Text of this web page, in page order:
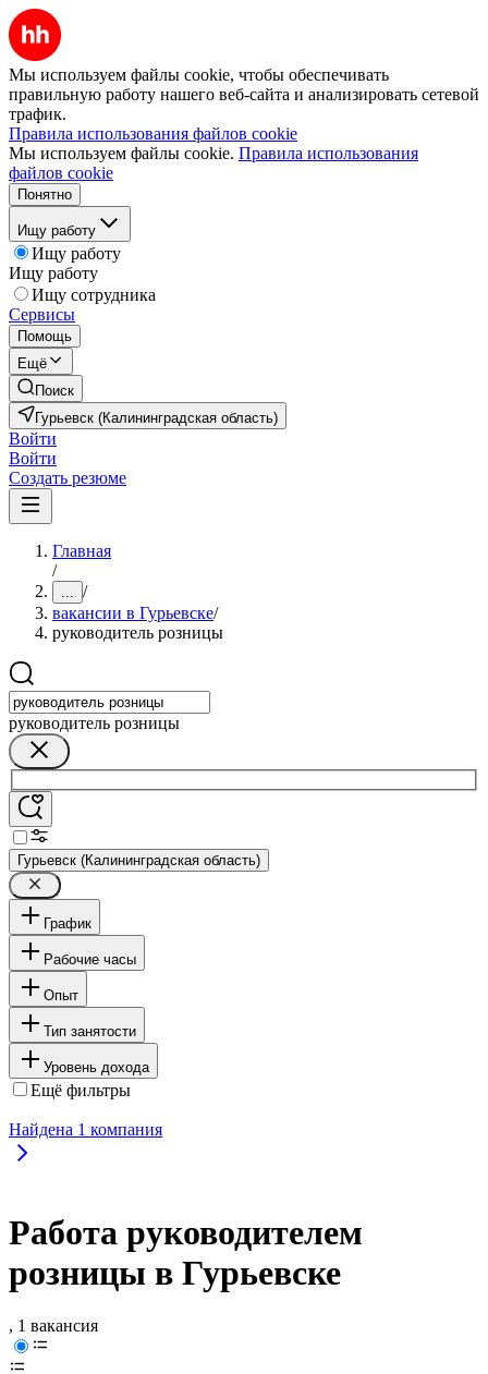
Мы используем файлы cookie, чтобы обеспечивать
правильную работу нашего веб-сайта и анализировать сетевой
трафик.
Правила использования файлов cookie
Мы используем файлы cookie. Правила использования
файлов cookie
Понятно
Ищу работу
Ищу работу
Ищу работу
Ищу сотрудника
Сервисы
Помощь
Ещё
Поиск
Гурьевск (Калининградская область)
Войти
Войти
Создать резюме
Главная
/
... /
вакансии в Гурьевске/
руководитель розницы
руководитель розницы
Гурьевск (Калининградская область)
График
Рабочие часы
Опыт
Тип занятости
Уровень дохода
Ещё фильтры
Найдена 1 компания
Работа руководителем
розницы в Гурьевске
, 1 вакансия